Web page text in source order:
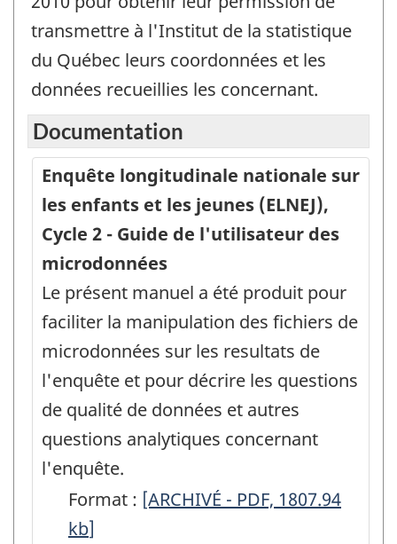
transmettre à l'Institut de la statistique
du Québec leurs coordonnées et les
données recueillies les concernant.
Documentation
Enquête longitudinale nationale sur
les enfants et les jeunes (ELNEJ),
Cycle 2 - Guide de l'utilisateur des
microdonnées
Le présent manuel a été produit pour
faciliter la manipulation des fichiers de
microdonnées sur les resultats de
l'enquête et pour décrire les questions
de qualité de données et autres
questions analytiques concernant
l'enquête.
Format : Enquête
[ARCHIVÉ - PDF, 1807.94
kb]